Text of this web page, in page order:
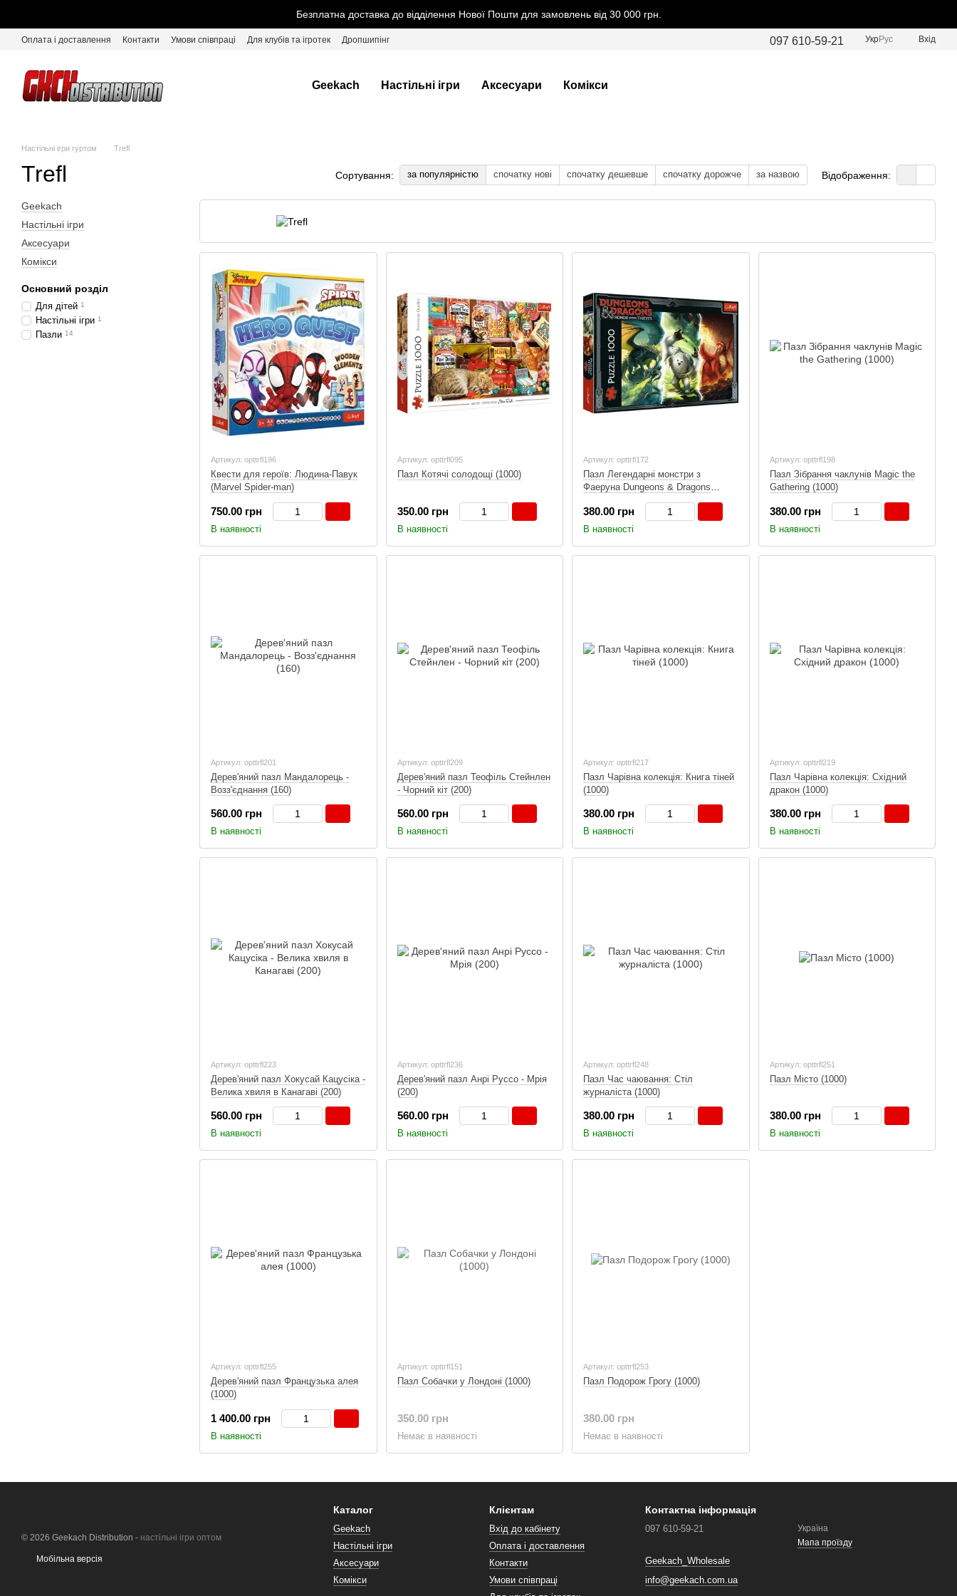
Безплатна доставка до відділення Нової Пошти для замовлень від 30 000 грн.
Оплата і доставлення Контакти Умови співпраці Для клубів та ігротек Дропшипінг 097 610-59-21 УкрРус Вхід
Geekach Настільні ігри Аксесуари Комікси
Настільні ігри гуртом Trefl
Trefl Сортування: за популярністю спочатку нові спочатку дешевше спочатку дорожче за назвою Відображення:
Артикул: opttrfl196
Квести для героїв: Людина-Павук
(Marvel Spider-man)
750.00 грн
В наявності
Артикул: opttrfl095
Пазл Котячі солодощі (1000)
350.00 грн
В наявності
Артикул: opttrfl172
Пазл Легендарні монстри з
Фаеруна Dungeons & Dragons
380.00 грн
В наявності
Артикул: opttrfl198
Пазл Зібрання чаклунів Magic the
Gathering (1000)
380.00 грн
В наявності
Артикул: opttrfl201
Дерев'яний пазл Мандалорець -
Возз'єднання (160)
560.00 грн
В наявності
Артикул: opttrfl209
Дерев'яний пазл Теофіль Стейнлен
- Чорний кіт (200)
560.00 грн
В наявності
Артикул: opttrfl217
Пазл Чарівна колекція: Книга тіней
(1000)
380.00 грн
В наявності
Артикул: opttrfl219
Пазл Чарівна колекція: Східний
дракон (1000)
380.00 грн
В наявності
Артикул: opttrfl223
Дерев'яний пазл Хокусай Кацусіка -
Велика хвиля в Канагаві (200)
560.00 грн
В наявності
Артикул: opttrfl236
Дерев'яний пазл Анрі Руссо - Мрія
(200)
560.00 грн
В наявності
Артикул: opttrfl248
Пазл Час чаювання: Стіл
журналіста (1000)
380.00 грн
В наявності
Артикул: opttrfl251
Пазл Місто (1000)
380.00 грн
В наявності
Артикул: opttrfl255
Дерев'яний пазл Французька алея
(1000)
1 400.00 грн
В наявності
Артикул: opttrfl151
Пазл Собачки у Лондоні (1000)
350.00 грн
Немає в наявності
Артикул: opttrfl253
Пазл Подорож Грогу (1000)
380.00 грн
Немає в наявності
Geekach
Настільні ігри
Аксесуари
Комікси
Основний розділ
Для дітей 1
Настільні ігри 1
Пазли 14
© 2026 Geekach Distribution - настільні ігри оптом
Мобільна версія
Каталог
Geekach
Настільні ігри
Аксесуари
Комікси
Клієнтам
Вхід до кабінету
Оплата і доставлення
Контакти
Умови співпраці
Контактна інформація
097 610-59-21
Geekach_Wholesale
info@geekach.com.ua
Україна
Мапа проїзду